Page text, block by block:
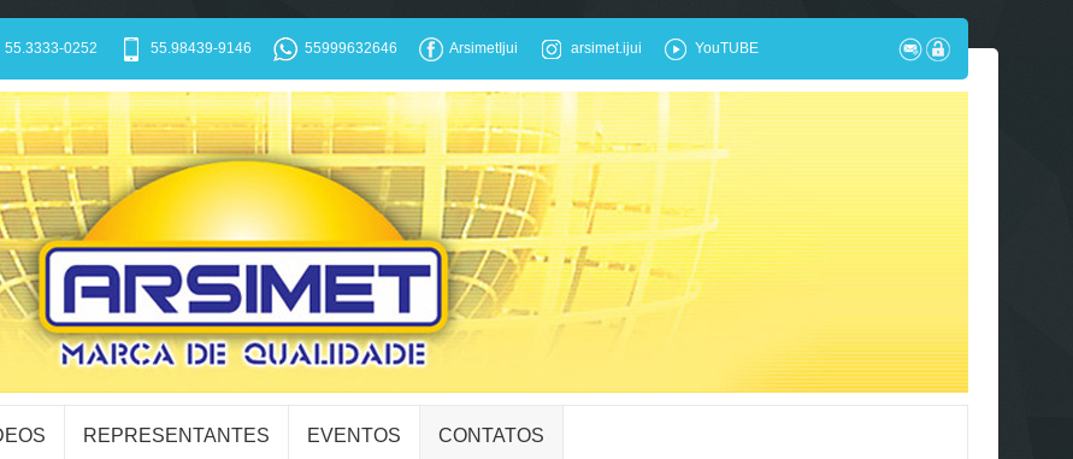
55.3333-0252 55.98439-9146 55999632646 ArsimetIjui arsimet.ijui YouTUBE
REPRESENTANTES EVENTOS CONTATOS